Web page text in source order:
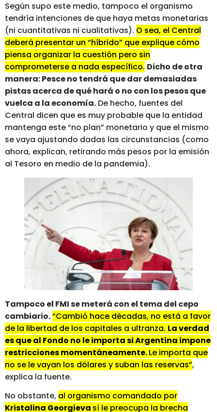
Según supo este medio, tampoco el organismo
tendría intenciones de que haya metas monetarias
(ni cuantitativas ni cualitativas). O sea, el Central
deberá presentar un “híbrido” que explique cómo
piensa organizar la cuestión pero sin
comprometerse a nada específico. Dicho de otra
manera: Pesce no tendrá que dar demasiadas
pistas acerca de qué hará o no con los pesos que
vuelca a la economía. De hecho, fuentes del
Central dicen que es muy probable que la entidad
mantenga este “no plan” monetario y que el mismo
se vaya ajustando dadas las circunstancias (como
ahora, explican, retirando más pesos por la emisión
al Tesoro en medio de la pandemia).
Tampoco el FMI se meterá con el tema del cepo
cambiario.“Cambió hace décadas, no está a favor
de la libertad de los capitales a ultranza. La verdad
es que al Fondo no le importa si Argentina impone
restricciones momentáneamente.Le importa que
no se le vayan los dólares y suban las reservas”,
explica la fuente.
No obstante, al organismo comandado por
Kristalina Georgieva sí le preocupa la brecha